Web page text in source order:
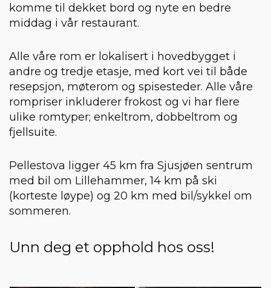
komme til dekket bord og nyte en bedre
middag i vår restaurant.
Alle våre rom er lokalisert i hovedbygget i
andre og tredje etasje, med kort vei til både
resepsjon, møterom og spisesteder. Alle våre
rompriser inkluderer frokost og vi har flere
ulike romtyper; enkeltrom, dobbeltrom og
fjellsuite.
Pellestova ligger 45 km fra Sjusjøen sentrum
med bil om Lillehammer, 14 km på ski
(korteste løype) og 20 km med bil/sykkel om
sommeren.
Unn deg et opphold hos oss!